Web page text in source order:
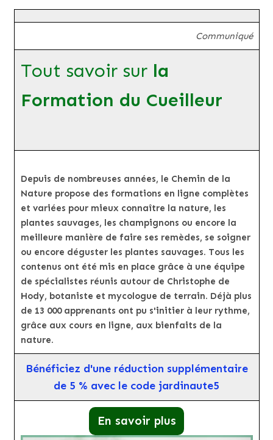
Communiqué
Tout savoir sur la
Formation du Cueilleur
Depuis de nombreuses années, le Chemin de la
Nature propose des formations en ligne complètes
et variées pour mieux connaître la nature, les
plantes sauvages, les champignons ou encore la
meilleure manière de faire ses remèdes, se soigner
ou encore déguster les plantes sauvages. Tous les
contenus ont été mis en place grâce à une équipe
de spécialistes réunis autour de Christophe de
Hody, botaniste et mycologue de terrain. Déjà plus
de 13 000 apprenants ont pu s'initier à leur rythme,
grâce aux cours en ligne, aux bienfaits de la
nature.
Bénéficiez d'une réduction supplémentaire
de 5 % avec le code jardinaute5
En savoir plus